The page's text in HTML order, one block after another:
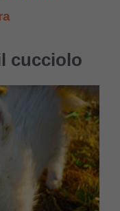
cucciolo